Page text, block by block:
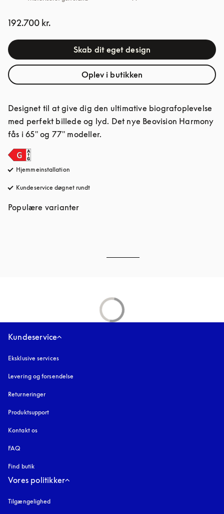
192.700 kr.
Skab dit eget design
Oplev i butikken
Designet til at give dig den ultimative biografoplevelse
med perfekt billede og lyd. Det nye Beovision Harmony
fås i 65" og 77" modeller.
Hjemmeinstallation
Kundeservice døgnet rundt
Populære varianter
Kundeservice
Eksklusive services
Levering og forsendelse
Returneringer
Produktsupport
Kontakt os
FAQ
Find butik
Vores politikker
Tilgængelighed